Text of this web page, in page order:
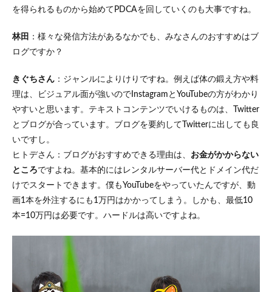
を得られるものから始めてPDCAを回していくのも大事ですね。
林田
：様々な発信方法があるなかでも、みなさんのおすすめはブ
ログですか？
きぐちさん ：ジャンルによりけりですね。例えば体の鍛え方や料
理は、ビジュアル面が強いのでInstagramとYouTubeの方がわかり
やすいと思います。テキストコンテンツでいけるものは、Twitter
とブログが合っています。ブログを要約してTwitterに出しても良
いですし。
ヒトデさん：ブログがおすすめできる理由は、 お金がかからない
ところですよね。基本的にはレンタルサーバー代とドメイン代だ
けでスタートできます。僕もYouTubeをやっていたんですが、動
画1本を外注するにも1万円はかかってしまう。しかも、最低10
本=10万円は必要です。ハードルは高いですよね。